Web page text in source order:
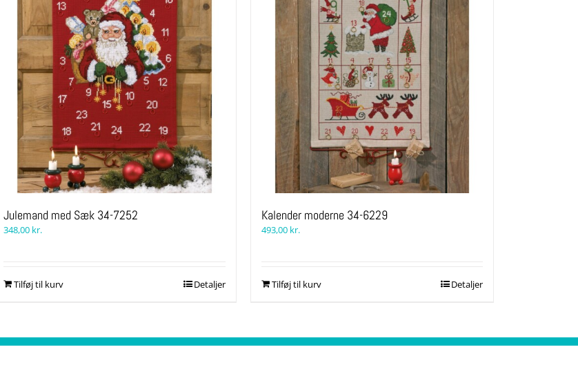
Julemand med Sæk 34-7252
348,00 kr.
Tilføj til kurv Detaljer
Kalender moderne 34-6229
493,00 kr.
Tilføj til kurv Detaljer